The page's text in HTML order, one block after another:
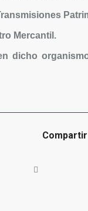
Mercantil.
dicho